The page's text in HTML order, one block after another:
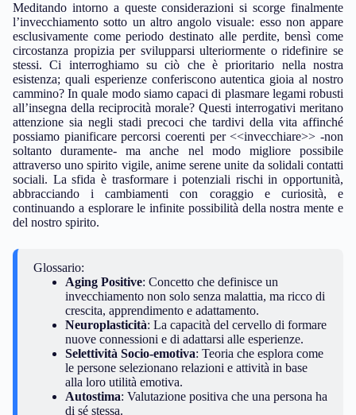
Meditando intorno a queste considerazioni si scorge finalmente
l’invecchiamento sotto un altro angolo visuale: esso non appare
esclusivamente come periodo destinato alle perdite, bensì come
circostanza propizia per svilupparsi ulteriormente o ridefinire se
stessi. Ci interroghiamo su ciò che è prioritario nella nostra
esistenza; quali esperienze conferiscono autentica gioia al nostro
cammino? In quale modo siamo capaci di plasmare legami robusti
all’insegna della reciprocità morale? Questi interrogativi meritano
attenzione sia negli stadi precoci che tardivi della vita affinché
possiamo pianificare percorsi coerenti per <<invecchiare>> -non
soltanto duramente- ma anche nel modo migliore possibile
attraverso uno spirito vigile, anime serene unite da solidali contatti
sociali. La sfida è trasformare i potenziali rischi in opportunità,
abbracciando i cambiamenti con coraggio e curiosità, e
continuando a esplorare le infinite possibilità della nostra mente e
del nostro spirito.
Glossario:
Aging Positive: Concetto che definisce un
invecchiamento non solo senza malattia, ma ricco di
crescita, apprendimento e adattamento.
Neuroplasticità: La capacità del cervello di formare
nuove connessioni e di adattarsi alle esperienze.
Selettività Socio-emotiva: Teoria che esplora come
le persone selezionano relazioni e attività in base
alla loro utilità emotiva.
Autostima: Valutazione positiva che una persona ha
di sé stessa.